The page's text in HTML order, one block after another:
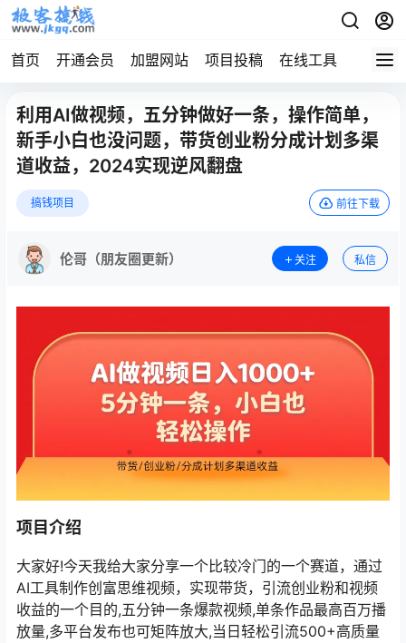
首页 开通会员 加盟网站 项目投稿 在线工具 地址发
利用AI做视频，五分钟做好一条，操作简单，
新手小白也没问题，带货创业粉分成计划多渠
道收益，2024实现逆风翻盘
搞钱项目 前往下载
伦哥（朋友圈更新） 关注 私信
项目介绍
大家好!今天我给大家分享一个比较冷门的一个赛道，通过
AI工具制作创富思维视频，实现带货，引流创业粉和视频
收益的一个目的,五分钟一条爆款视频,单条作品最高百万播
放量,多平台发布也可矩阵放大,当日轻松引流500+高质量